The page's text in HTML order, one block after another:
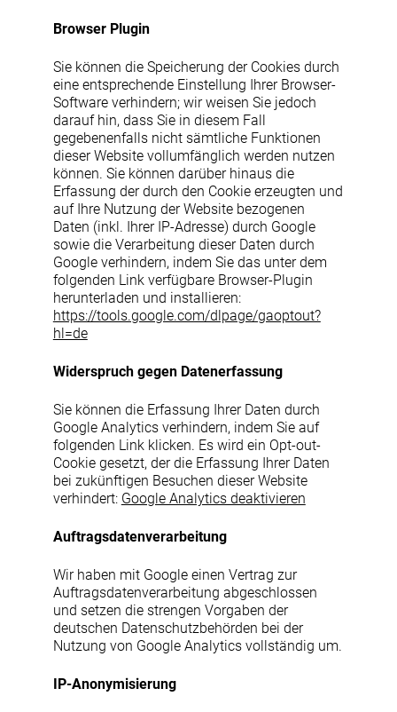
Browser Plugin
Sie können die Speicherung der Cookies durch
eine entsprechende Einstellung Ihrer Browser-
Software verhindern; wir weisen Sie jedoch
darauf hin, dass Sie in diesem Fall
gegebenenfalls nicht sämtliche Funktionen
dieser Website vollumfänglich werden nutzen
können. Sie können darüber hinaus die
Erfassung der durch den Cookie erzeugten und
auf Ihre Nutzung der Website bezogenen
Daten (inkl. Ihrer IP-Adresse) durch Google
sowie die Verarbeitung dieser Daten durch
Google verhindern, indem Sie das unter dem
folgenden Link verfügbare Browser-Plugin
herunterladen und installieren:
https://tools.google.com/dlpage/gaoptout?
hl=de
Widerspruch gegen Datenerfassung
Sie können die Erfassung Ihrer Daten durch
Google Analytics verhindern, indem Sie auf
folgenden Link klicken. Es wird ein Opt-out-
Cookie gesetzt, der die Erfassung Ihrer Daten
bei zukünftigen Besuchen dieser Website
verhindert: Google Analytics deaktivieren
Auftragsdatenverarbeitung
Wir haben mit Google einen Vertrag zur
Auftragsdatenverarbeitung abgeschlossen
und setzen die strengen Vorgaben der
deutschen Datenschutzbehörden bei der
Nutzung von Google Analytics vollständig um.
IP-Anonymisierung